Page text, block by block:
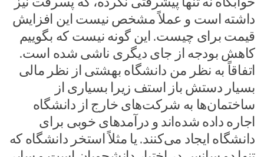
داشته است و عملاً مشخص نیست این افزایش
قیمت برای چیست. این گونه نیست که بگوییم
کاهش بودجه از جای دیگری ناشی شده است.
اتفاقاً به نظر من دانشگاه بهشتی از نظر مالی
بسیار دستش باز استف زیرا بسیاری از
ساختمان‌ها به شرکت‌های خارج از دانشگاه
اجاره داده شده‌اند و درآمدهای خوبی برای
دانشگاه ایجاد می‌کنند. یا مثلاً استخر دانشگاه که